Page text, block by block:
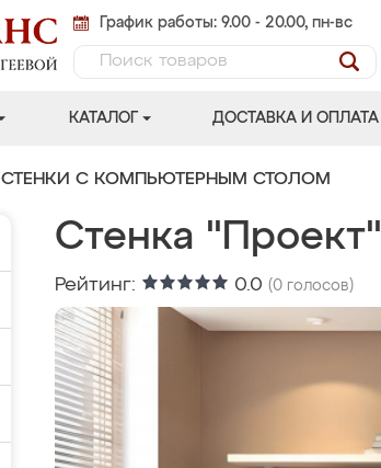
График работы: 9.00 - 20.00, пн-вс
КАТАЛОГ ДОСТАВКА И ОПЛАТА
СТЕНКИ С КОМПЬЮТЕРНЫМ СТОЛОМ
Стенка "Проект"
Рейтинг: 0.0 (0 голосов)